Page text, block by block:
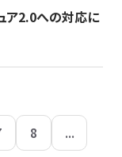
ア2.0への対応に
8
...